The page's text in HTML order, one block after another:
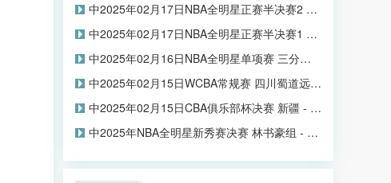
中2025年02月17日NBA全明星正赛半决赛2 奥尼尔队 - 帕克队 全场录像
中2025年02月17日NBA全明星正赛半决赛1 肯尼队 - 巴克利队 全场录像
中2025年02月16日NBA全明星单项赛 三分技巧 - 扣篮大赛 录像
中2025年02月15日WCBA常规赛 四川蜀道远达 - 山东赤水河酒 全场录像
中2025年02月15日CBA俱乐部杯决赛 新疆 - 上海 全场录像
中2025年NBA全明星新秀赛决赛 林书豪组 - 穆林组 录像